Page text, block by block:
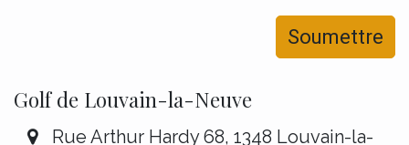
Soumettre
Golf de Louvain-la-Neuve
Rue Arthur Hardy 68, 1348 Louvain-la-